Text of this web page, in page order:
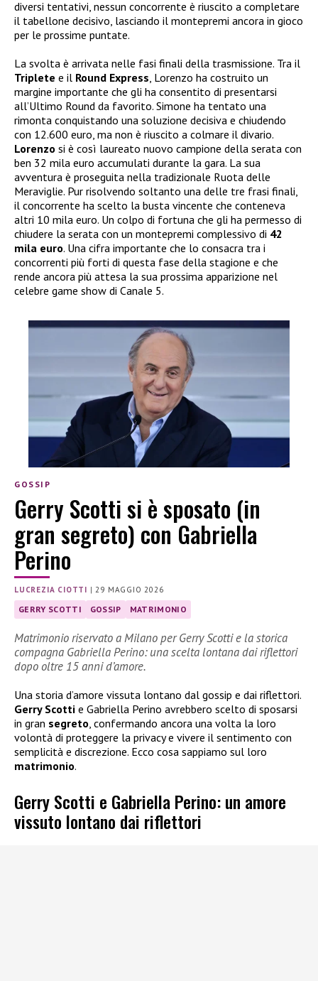
diversi tentativi, nessun concorrente è riuscito a completare
il tabellone decisivo, lasciando il montepremi ancora in gioco
per le prossime puntate.
La svolta è arrivata nelle fasi finali della trasmissione. Tra il
Triplete e il Round Express , Lorenzo ha costruito un
margine importante che gli ha consentito di presentarsi
all’Ultimo Round da favorito. Simone ha tentato una
rimonta conquistando una soluzione decisiva e chiudendo
con 12.600 euro, ma non è riuscito a colmare il divario.
Lorenzo si è così laureato nuovo campione della serata con
ben 32 mila euro accumulati durante la gara. La sua
avventura è proseguita nella tradizionale Ruota delle
Meraviglie. Pur risolvendo soltanto una delle tre frasi finali,
il concorrente ha scelto la busta vincente che conteneva
altri 10 mila euro. Un colpo di fortuna che gli ha permesso di
chiudere la serata con un montepremi complessivo di 42
mila euro. Una cifra importante che lo consacra tra i
concorrenti più forti di questa fase della stagione e che
rende ancora più attesa la sua prossima apparizione nel
celebre game show di Canale 5.
GOSSIP
Gerry Scotti si è sposato (in
gran segreto) con Gabriella
Perino
LUCREZIA CIOTTI |29 MAGGIO 2026
GERRY SCOTTI GOSSIP MATRIMONIO
Matrimonio riservato a Milano per Gerry Scotti e la storica
compagna Gabriella Perino: una scelta lontana dai riflettori
dopo oltre 15 anni d’amore.
Una storia d’amore vissuta lontano dal gossip e dai riflettori.
Gerry Scotti e Gabriella Perino avrebbero scelto di sposarsi
in gran segreto , confermando ancora una volta la loro
volontà di proteggere la privacy e vivere il sentimento con
semplicità e discrezione. Ecco cosa sappiamo sul loro
matrimonio.
Gerry Scotti e Gabriella Perino: un amore
vissuto lontano dai riflettori